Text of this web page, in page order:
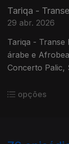
Tariqa -
29 abr. 2026
Tariqa - Transe
árabe e
Concerto Palic,
opções